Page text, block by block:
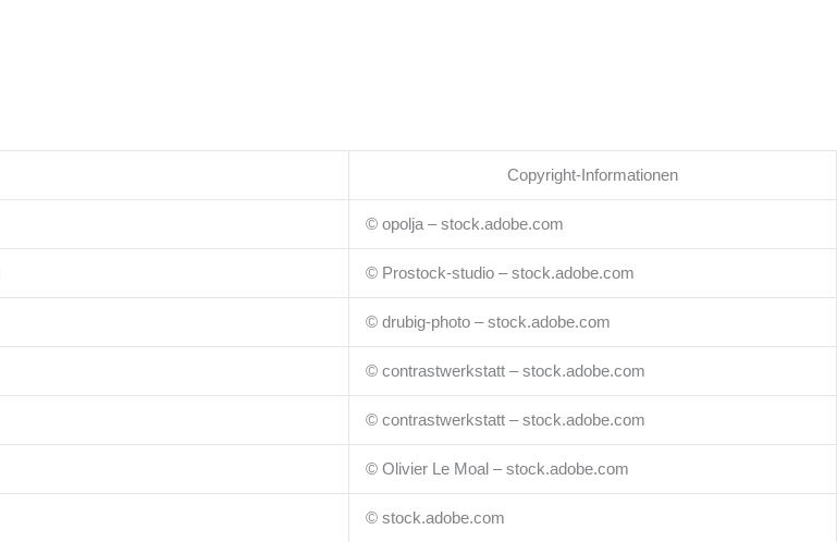
Copyright-Informationen
© opolja – stock.adobe.com
© Prostock-studio – stock.adobe.com
© drubig-photo – stock.adobe.com
© contrastwerkstatt – stock.adobe.com
© contrastwerkstatt – stock.adobe.com
© Olivier Le Moal – stock.adobe.com
© stock.adobe.com